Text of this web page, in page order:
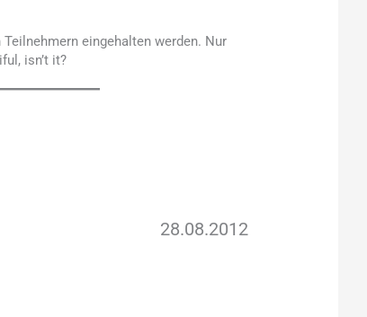
eingehalten werden. Nur
isn’t it?
28.08.2012